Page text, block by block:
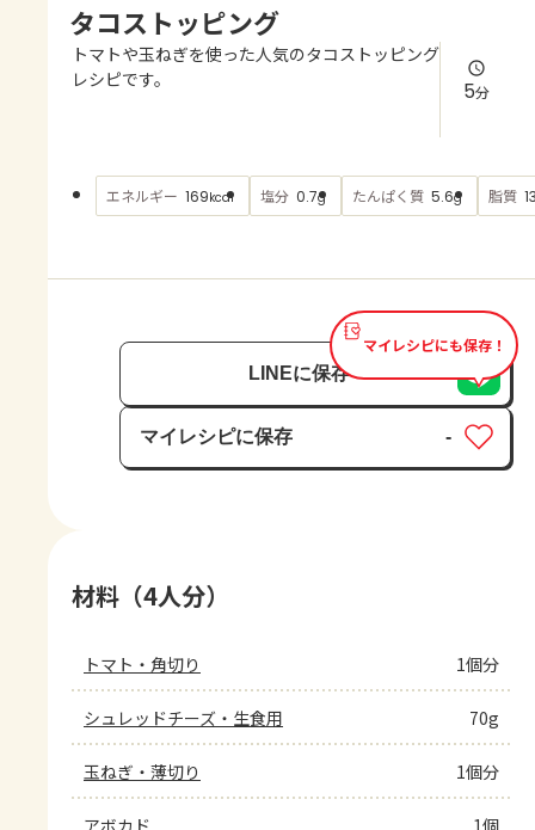
よくあるお問い合わせ
AJINOMOTO PARK とは
タコストッピング
トマトや玉ねぎを使った人気のタコストッピング
レシピです。
5分
エネルギー 169kcal 塩分 0.7g たんぱく質 5.6g 脂質
マイレシピにも保存！
LINEに保存
マイレシピに保存
保存済み
-
材料（4人分）
トマト・角切り 1個分
シュレッドチーズ・生食用 70g
玉ねぎ・薄切り 1個分
アボカド 1個